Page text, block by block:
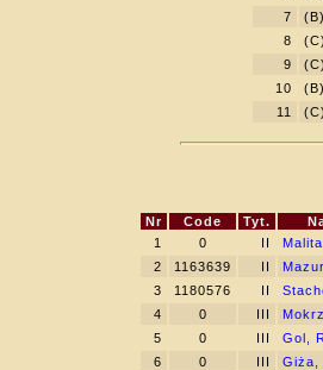
7
(B)
8
(C)
9
(C)
10
(B)
11
(C)
Nr Code Tyt.
1
0 II
2
1163639 II
3
1180576 II
4
0 III
5
0 III Gol,
6
0 III Giża,